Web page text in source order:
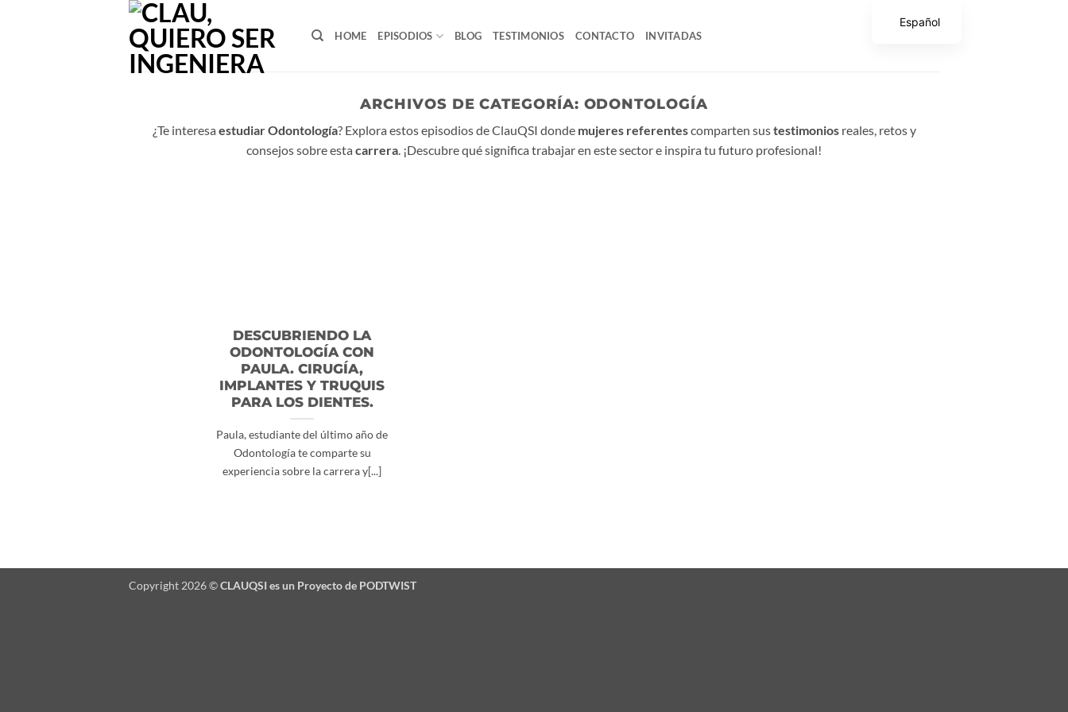
HOME EPISODIOS BLOG TESTIMONIOS CONTACTO INVITADAS
ARCHIVOS DE CATEGORÍA: ODONTOLOGÍA
¿Te interesa estudiar Odontología? Explora estos episodios de ClauQSI dondemujeres referentescomparten sustestimoniosreales, retos y
consejos sobre esta carrera. ¡Descubre qué significa trabajar en este sector e inspira tu futuro profesional!
DESCUBRIENDO LA
ODONTOLOGÍA CON
PAULA. CIRUGÍA,
IMPLANTES Y TRUQUIS
PARA LOS DIENTES.
Paula, estudiante del último año de
Odontología te comparte su
experiencia sobre la carrera y[...]
Copyright 2026 ©CLAUQSI es un Proyecto de PODTWIST
Español